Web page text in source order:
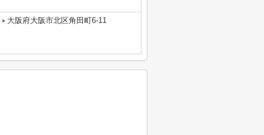
大阪府大阪市北区角田町6-11